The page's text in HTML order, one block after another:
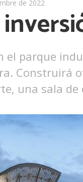
de 2022
el parque
Construirá
una sala